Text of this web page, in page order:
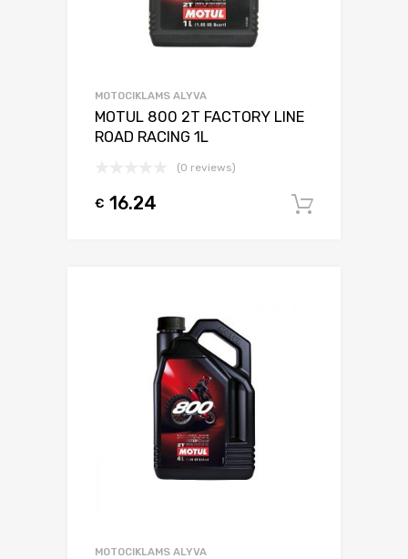
MOTOCIKLAMS ALYVA
MOTUL 800 2T FACTORY LINE
ROAD RACING 1L
(0 reviews)
€ 16.24
MOTOCIKLAMS ALYVA